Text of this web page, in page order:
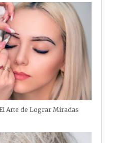
Arte de Lograr Miradas